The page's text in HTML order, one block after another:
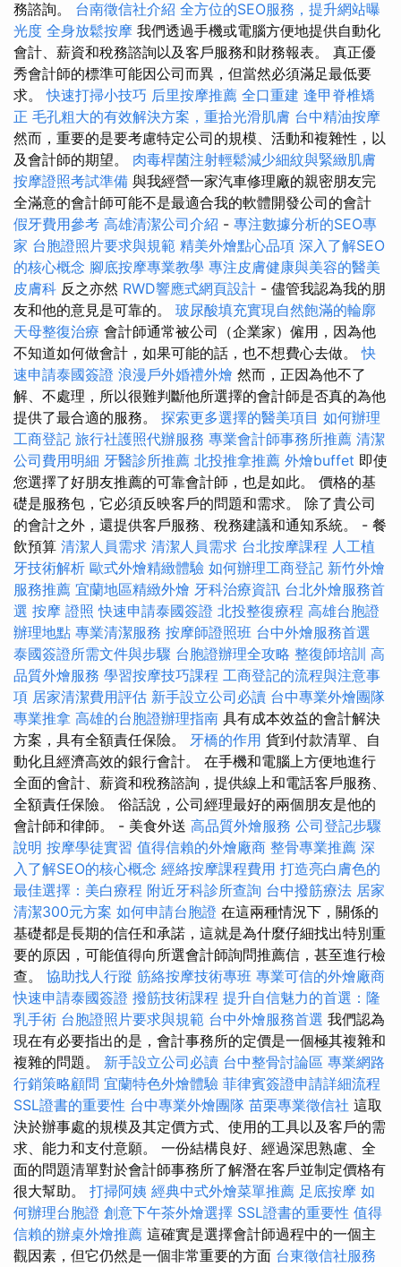
務諮詢。 台南徵信社介紹 全方位的SEO服務，提升網站曝
光度 全身放鬆按摩 我們透過手機或電腦方便地提供自動化
會計、薪資和稅務諮詢以及客戶服務和財務報表。 真正優
秀會計師的標準可能因公司而異，但當然必須滿足最低要
求。快速打掃小技巧 后里按摩推薦 全口重建 逢甲脊椎矯
正 毛孔粗大的有效解決方案，重拾光滑肌膚 台中精油按摩
然而，重要的是要考慮特定公司的規模、活動和複雜性，以
及會計師的期望。 肉毒桿菌注射輕鬆減少細紋與緊緻肌膚
按摩證照考試準備 與我經營一家汽車修理廠的親密朋友完
全滿意的會計師可能不是最適合我的軟體開發公司的會計
假牙費用參考 高雄清潔公司介紹 - 專注數據分析的SEO專
家 台胞證照片要求與規範 精美外燴點心品項 深入了解SEO
的核心概念 腳底按摩專業教學 專注皮膚健康與美容的醫美
皮膚科 反之亦然 RWD響應式網頁設計 - 儘管我認為我的朋
友和他的意見是可靠的。 玻尿酸填充實現自然飽滿的輪廓
天母整復治療 會計師通常被公司（企業家）僱用，因為他
不知道如何做會計，如果可能的話，也不想費心去做。快
速申請泰國簽證 浪漫戶外婚禮外燴 然而，正因為他不了
解、不處理，所以很難判斷他所選擇的會計師是否真的為他
提供了最合適的服務。 探索更多選擇的醫美項目 如何辦理
工商登記 旅行社護照代辦服務 專業會計師事務所推薦 清潔
公司費用明細 牙醫診所推薦 北投推拿推薦 外燴buffet 即使
您選擇了好朋友推薦的可靠會計師，也是如此。 價格的基
礎是服務包，它必須反映客戶的問題和需求。 除了貴公司
的會計之外，還提供客戶服務、稅務建議和通知系統。 - 餐
飲預算 清潔人員需求 清潔人員需求 台北按摩課程 人工植
牙技術解析 歐式外燴精緻體驗 如何辦理工商登記 新竹外燴
服務推薦 宜蘭地區精緻外燴 牙科治療資訊 台北外燴服務首
選 按摩 證照 快速申請泰國簽證 北投整復療程 高雄台胞證
辦理地點 專業清潔服務 按摩師證照班 台中外燴服務首選
泰國簽證所需文件與步驟 台胞證辦理全攻略 整復師培訓 高
品質外燴服務 學習按摩技巧課程 工商登記的流程與注意事
項 居家清潔費用評估 新手設立公司必讀 台中專業外燴團隊
專業推拿 高雄的台胞證辦理指南 具有成本效益的會計解決
方案，具有全額責任保險。 牙橋的作用 貨到付款清單、自
動化且經濟高效的銀行會計。 在手機和電腦上方便地進行
全面的會計、薪資和稅務諮詢，提供線上和電話客戶服務、
全額責任保險。 俗話說，公司經理最好的兩個朋友是他的
會計師和律師。 - 美食外送 高品質外燴服務 公司登記步驟
說明 按摩學徒實習 值得信賴的外燴廠商 整骨專業推薦 深
入了解SEO的核心概念 經絡按摩課程費用 打造亮白膚色的
最佳選擇：美白療程 附近牙科診所查詢 台中撥筋療法 居家
清潔300元方案 如何申請台胞證 在這兩種情況下，關係的
基礎都是長期的信任和承諾，這就是為什麼仔細找出特別重
要的原因，可能值得向所選會計師詢問推薦信，甚至進行檢
查。 協助找人行蹤 筋絡按摩技術專班 專業可信的外燴廠商
快速申請泰國簽證 撥筋技術課程 提升自信魅力的首選：隆
乳手術 台胞證照片要求與規範 台中外燴服務首選 我們認為
現在有必要指出的是，會計事務所的定價是一個極其複雜和
複雜的問題。 新手設立公司必讀 台中整骨討論區 專業網路
行銷策略顧問 宜蘭特色外燴體驗 菲律賓簽證申請詳細流程
SSL證書的重要性 台中專業外燴團隊 苗栗專業徵信社 這取
決於辦事處的規模及其定價方式、使用的工具以及客戶的需
求、能力和支付意願。 一份結構良好、經過深思熟慮、全
面的問題清單對於會計師事務所了解潛在客戶並制定價格有
很大幫助。 打掃阿姨 經典中式外燴菜單推薦 足底按摩 如
何辦理台胞證 創意下午茶外燴選擇 SSL證書的重要性 值得
信賴的辦桌外燴推薦 這確實是選擇會計師過程中的一個主
觀因素，但它仍然是一個非常重要的方面 台東徵信社服務